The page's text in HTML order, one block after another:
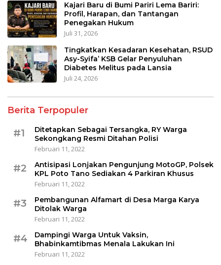
Kajari Baru di Bumi Pariri Lema Bariri:
Profil, Harapan, dan Tantangan
Penegakan Hukum
Juli 31, 2026
Tingkatkan Kesadaran Kesehatan, RSUD
Asy-Syifa’ KSB Gelar Penyuluhan
Diabetes Melitus pada Lansia
Juli 24, 2026
Berita Terpopuler
#1
Ditetapkan Sebagai Tersangka, RY Warga
Sekongkang Resmi Ditahan Polisi
Februari 11, 2022
#2
Antisipasi Lonjakan Pengunjung MotoGP, Polsek
KPL Poto Tano Sediakan 4 Parkiran Khusus
Februari 11, 2022
#3
Pembangunan Alfamart di Desa Marga Karya
Ditolak Warga
Februari 11, 2022
#4
Dampingi Warga Untuk Vaksin,
Bhabinkamtibmas Menala Lakukan Ini
Februari 11, 2022